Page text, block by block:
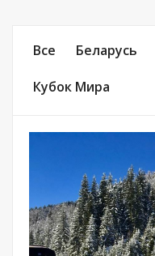
Все Беларусь
Кубок Мира